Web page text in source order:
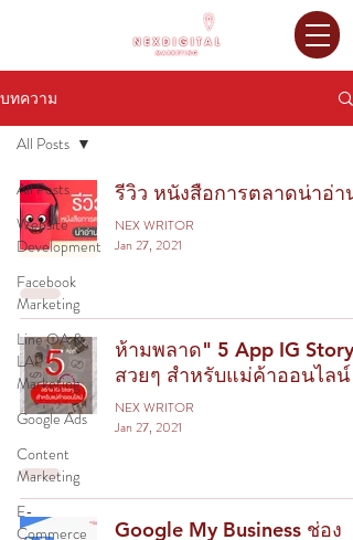
บทความ
All Posts
Website
Development
Facebook
Marketing
Line OA &
LAP
Marketing
Google Ads
Content
Marketing
E-
Commerce
All Posts
รีวิว หนังสือการตลาดน่าอ่าน
NEX WRITOR
Jan 27, 2021
ห้ามพลาด" 5 App IG Story
สวยๆ สำหรับแม่ค้าออนไลน์
NEX WRITOR
Jan 27, 2021
Google My Business ช่อง